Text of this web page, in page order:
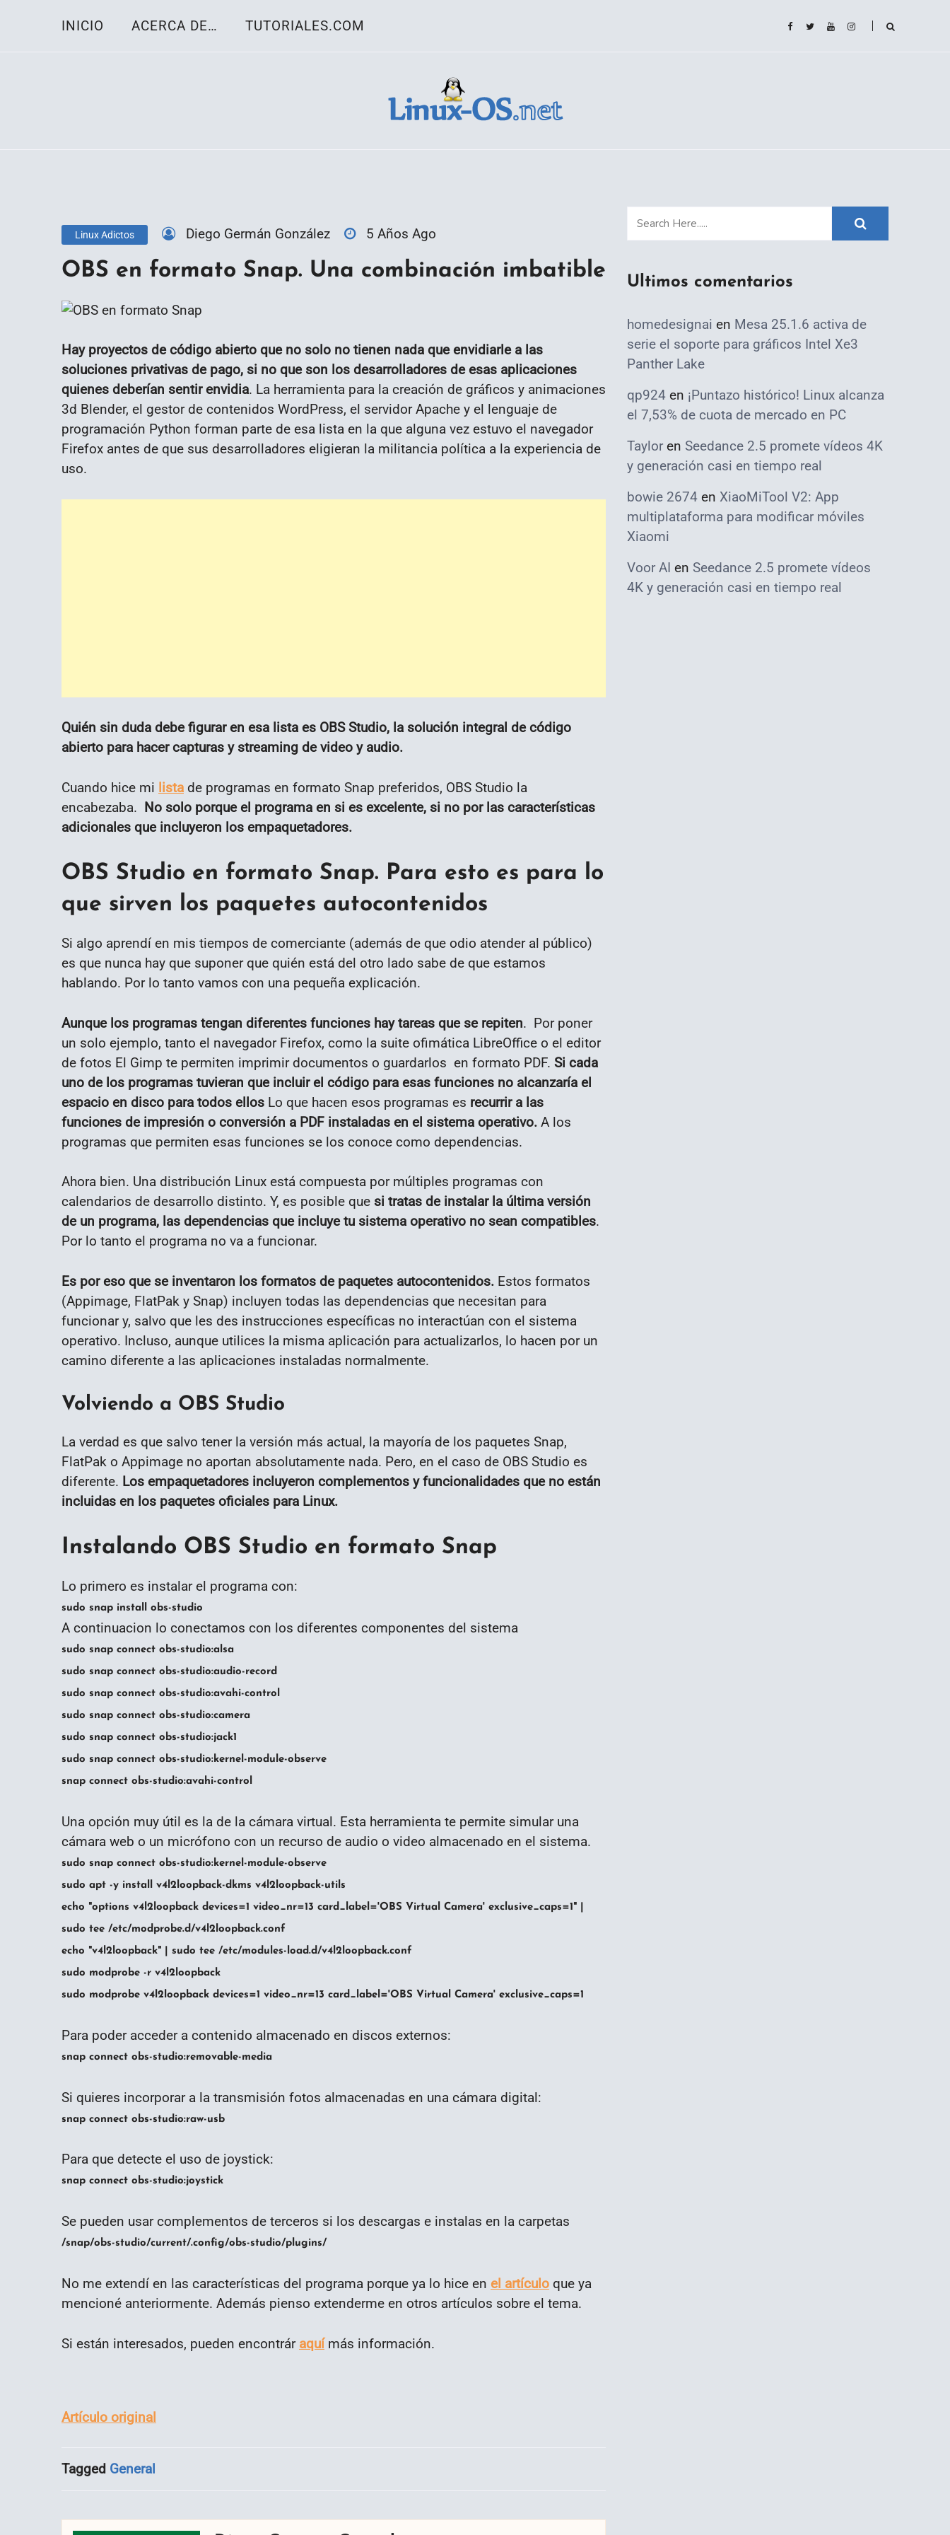
INICIO ACERCA DE… TUTORIALES.COM
Linux Adictos Diego Germán González 5 Años Ago
OBS en formato Snap. Una combinación imbatible
Hay proyectos de código abierto que no solo no tienen nada que envidiarle a las
soluciones privativas de pago, si no que son los desarrolladores de esas aplicaciones
quienes deberían sentir envidia. La herramienta para la creación de gráficos y animaciones
3d Blender, el gestor de contenidos WordPress, el servidor Apache y el lenguaje de
programación Python forman parte de esa lista en la que alguna vez estuvo el navegador
Firefox antes de que sus desarrolladores eligieran la militancia política a la experiencia de
uso.
Quién sin duda debe figurar en esa lista es OBS Studio, la solución integral de código
abierto para hacer capturas y streaming de video y audio.
Cuando hice mi lista de programas en formato Snap preferidos, OBS Studio la
encabezaba. No solo porque el programa en si es excelente, si no por las características
adicionales que incluyeron los empaquetadores.
OBS Studio en formato Snap. Para esto es para lo
que sirven los paquetes autocontenidos
Si algo aprendí en mis tiempos de comerciante (además de que odio atender al público)
es que nunca hay que suponer que quién está del otro lado sabe de que estamos
hablando. Por lo tanto vamos con una pequeña explicación.
Aunque los programas tengan diferentes funciones hay tareas que se repiten. Por poner
un solo ejemplo, tanto el navegador Firefox, como la suite ofimática LibreOffice o el editor
de fotos El Gimp te permiten imprimir documentos o guardarlos en formato PDF. Si cada
uno de los programas tuvieran que incluir el código para esas funciones no alcanzaría el
espacio en disco para todos ellos Lo que hacen esos programas es recurrir a las
funciones de impresión o conversión a PDF instaladas en el sistema operativo. A los
programas que permiten esas funciones se los conoce como dependencias.
Ahora bien. Una distribución Linux está compuesta por múltiples programas con
calendarios de desarrollo distinto. Y, es posible que si tratas de instalar la última versión
de un programa, las dependencias que incluye tu sistema operativo no sean compatibles.
Por lo tanto el programa no va a funcionar.
Es por eso que se inventaron los formatos de paquetes autocontenidos. Estos formatos
(Appimage, FlatPak y Snap) incluyen todas las dependencias que necesitan para
funcionar y, salvo que les des instrucciones específicas no interactúan con el sistema
operativo. Incluso, aunque utilices la misma aplicación para actualizarlos, lo hacen por un
camino diferente a las aplicaciones instaladas normalmente.
Volviendo a OBS Studio
La verdad es que salvo tener la versión más actual, la mayoría de los paquetes Snap,
FlatPak o Appimage no aportan absolutamente nada. Pero, en el caso de OBS Studio es
diferente. Los empaquetadores incluyeron complementos y funcionalidades que no están
incluidas en los paquetes oficiales para Linux.
Instalando OBS Studio en formato Snap
Lo primero es instalar el programa con:
sudo snap install obs-studio
A continuacion lo conectamos con los diferentes componentes del sistema
sudo snap connect obs-studio:alsa
sudo snap connect obs-studio:audio-record
sudo snap connect obs-studio:avahi-control
sudo snap connect obs-studio:camera
sudo snap connect obs-studio:jack1
sudo snap connect obs-studio:kernel-module-observe
snap connect obs-studio:avahi-control
Una opción muy útil es la de la cámara virtual. Esta herramienta te permite simular una
cámara web o un micrófono con un recurso de audio o video almacenado en el sistema.
sudo snap connect obs-studio:kernel-module-observe
sudo apt -y install v4l2loopback-dkms v4l2loopback-utils
echo "options v4l2loopback devices=1 video_nr=13 card_label='OBS Virtual Camera' exclusive_caps=1" |
sudo tee /etc/modprobe.d/v4l2loopback.conf
echo "v4l2loopback" | sudo tee /etc/modules-load.d/v4l2loopback.conf
sudo modprobe -r v4l2loopback
sudo modprobe v4l2loopback devices=1 video_nr=13 card_label='OBS Virtual Camera' exclusive_caps=1
Para poder acceder a contenido almacenado en discos externos:
snap connect obs-studio:removable-media
Si quieres incorporar a la transmisión fotos almacenadas en una cámara digital:
snap connect obs-studio:raw-usb
Para que detecte el uso de joystick:
snap connect obs-studio:joystick
Se pueden usar complementos de terceros si los descargas e instalas en la carpetas
/snap/obs-studio/current/.config/obs-studio/plugins/
No me extendí en las características del programa porque ya lo hice en el artículo que ya
mencioné anteriormente. Además pienso extenderme en otros artículos sobre el tema.
Si están interesados, pueden encontrár aquímás información.
Artículo original
Tagged General
Ultimos comentarios
homedesignai en Mesa 25.1.6 activa de
serie el soporte para gráficos Intel Xe3
Panther Lake
qp924 en ¡Puntazo histórico! Linux alcanza
el 7,53% de cuota de mercado en PC
Taylor en Seedance 2.5 promete vídeos 4K
y generación casi en tiempo real
bowie 2674 en XiaoMiTool V2: App
multiplataforma para modificar móviles
Xiaomi
Voor AI en Seedance 2.5 promete vídeos
4K y generación casi en tiempo real